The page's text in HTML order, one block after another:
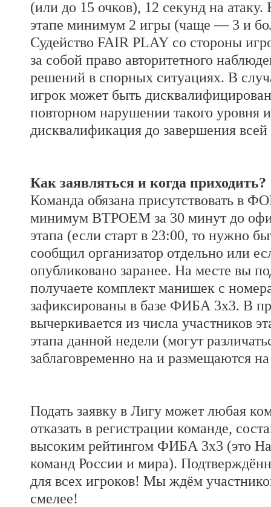
(или до 15 очков), 12 секунд на
этапе минимум 2 игры (чаще — 3 и
Судейство FAIR PLAY со стороны
за собой право авторитетного
решений в спорных ситуациях. В
игрок может быть
повторном нарушении такого уровня
дисквалификация до завершения
Как заявляться и когда приходить?
Команда обязана присутствовать в
минимум ВТРОЕМ за 30 минут до
этапа (если старт в 23:00, то нужно
сообщил организатор отдельно или
опубликовано заранее. На месте вы
получаете комплект манишек с
зафиксированы в базе ФИБА 3х3. В
вычеркивается из числа участников
этапа данной недели (могут
заблаговременно на и размещаются на
Подать заявку в Лигу может любая
отказать в регистрации команде,
высоким рейтингом ФИБА 3х3 (это
команд России и мира).
для всех игроков! Мы ждём
смелее!